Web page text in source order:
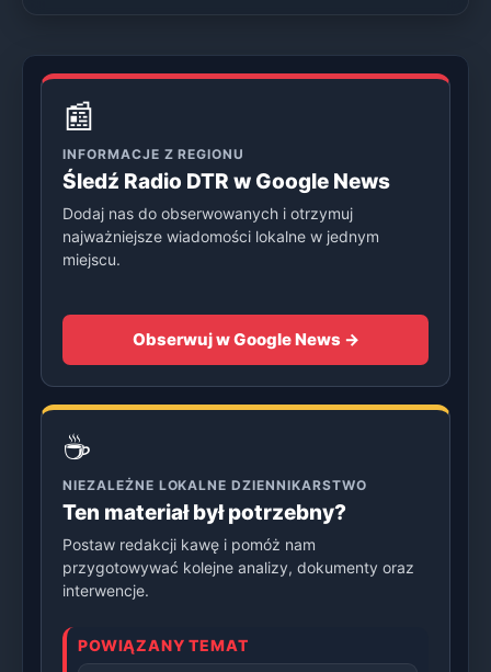
📰
INFORMACJE Z REGIONU
Śledź Radio DTR w Google News
Dodaj nas do obserwowanych i otrzymuj
najważniejsze wiadomości lokalne w jednym
miejscu.
Obserwuj w Google News →
☕
NIEZALEŻNE LOKALNE DZIENNIKARSTWO
Ten materiał był potrzebny?
Postaw redakcji kawę i pomóż nam
przygotowywać kolejne analizy, dokumenty oraz
interwencje.
POWIĄZANY TEMAT